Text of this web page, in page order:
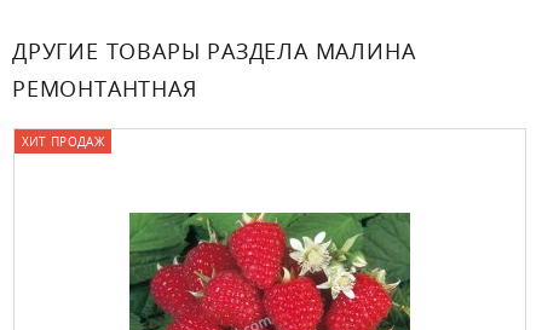
ДРУГИЕ ТОВАРЫ РАЗДЕЛА МАЛИНА
РЕМОНТАНТНАЯ
ХИТ ПРОДАЖ